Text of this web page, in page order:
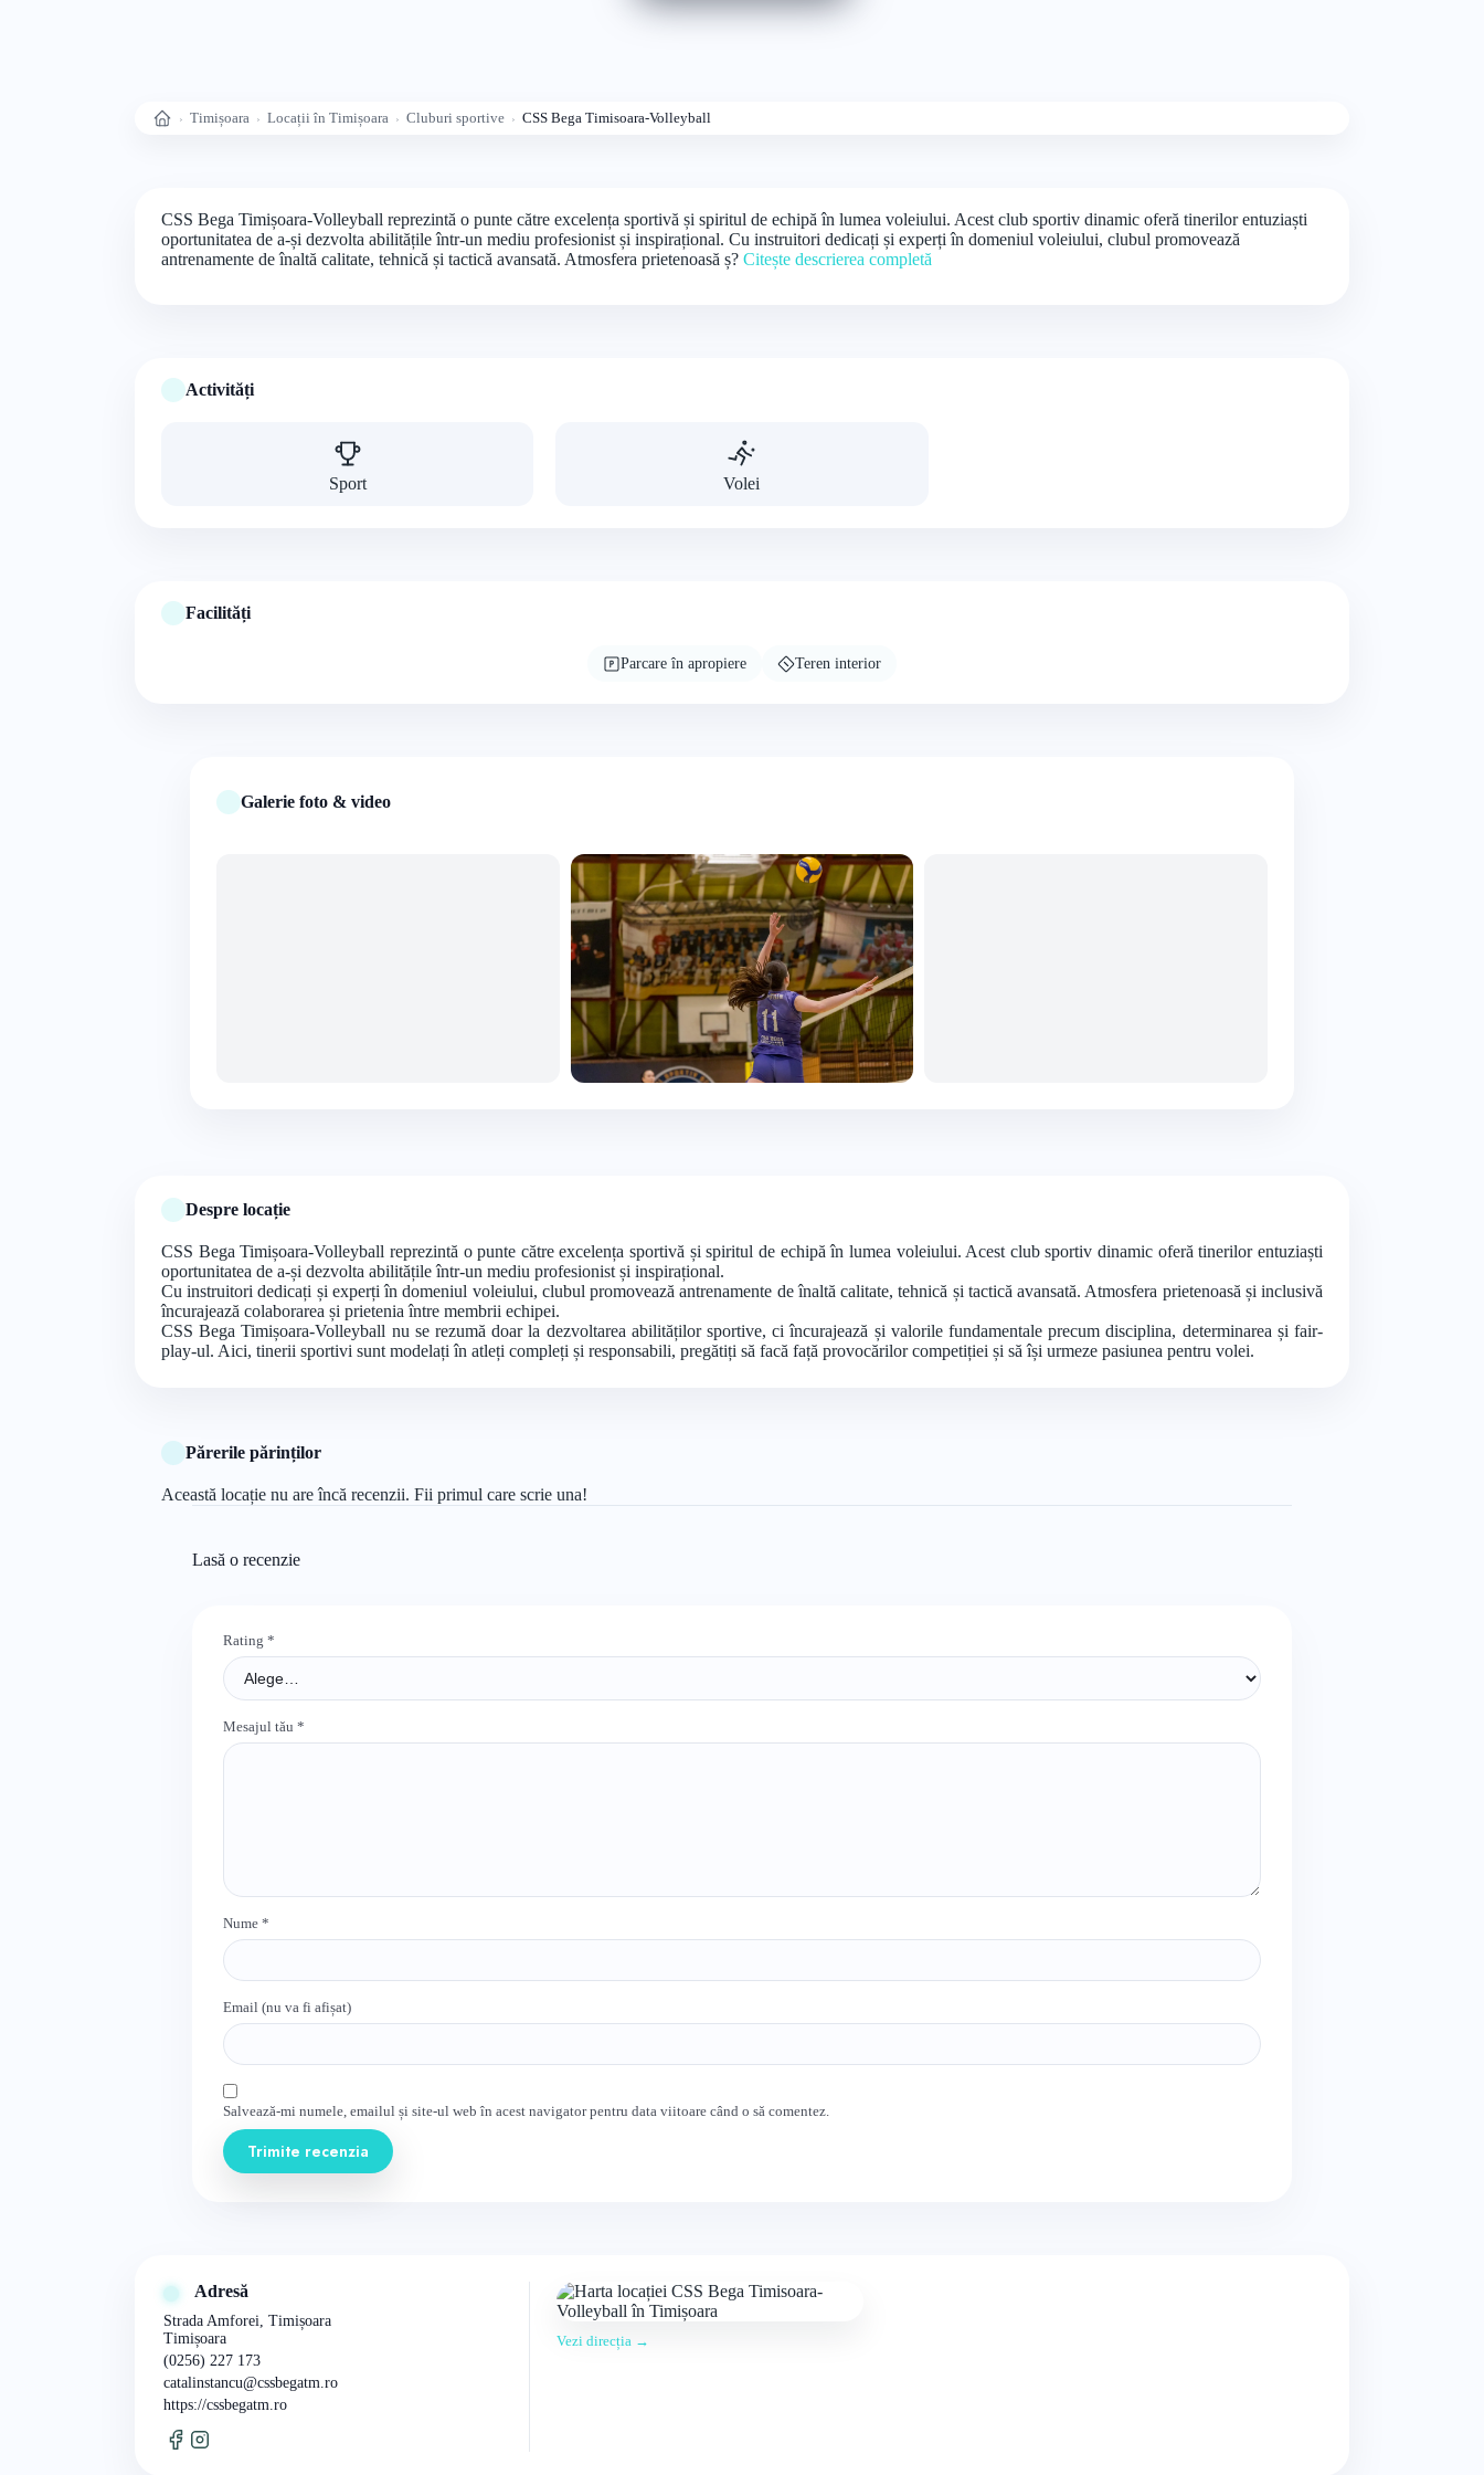
Acasă Timișoara Locații în Timișoara Cluburi sportive CSS Bega Timisoara-Volleyball
CSS Bega Timișoara-Volleyball reprezintă o punte către excelența sportivă și spiritul de echipă în lumea voleiului. Acest club sportiv dinamic oferă tinerilor entuziaști
oportunitatea de a-și dezvolta abilitățile într-un mediu profesionist și inspirațional. Cu instruitori dedicați și experți în domeniul voleiului, clubul promovează
antrenamente de înaltă calitate, tehnică și tactică avansată. Atmosfera prietenoasă ș? Citește descrierea completă
Activități
Sport Volei
Facilități
Parcare în apropiere Teren interior
Galerie foto & video
Despre locație
CSS Bega Timișoara-Volleyball reprezintă o punte către excelența sportivă și spiritul de echipă în lumea voleiului. Acest club sportiv dinamic oferă tinerilor entuziaști
oportunitatea de a-și dezvolta abilitățile într-un mediu profesionist și inspirațional.
Cu instruitori dedicați și experți în domeniul voleiului, clubul promovează antrenamente de înaltă calitate, tehnică și tactică avansată. Atmosfera prietenoasă și inclusivă
încurajează colaborarea și prietenia între membrii echipei.
CSS Bega Timișoara-Volleyball nu se rezumă doar la dezvoltarea abilităților sportive, ci încurajează și valorile fundamentale precum disciplina, determinarea și fair-
play-ul. Aici, tinerii sportivi sunt modelați în atleți compleți și responsabili, pregătiți să facă față provocărilor competiției și să își urmeze pasiunea pentru volei.
Părerile părinților
Această locație nu are încă recenzii. Fii primul care scrie una!
Lasă o recenzie
Rating *
Mesajul tău *
Nume *
Email (nu va fi afișat)
Salvează-mi numele, emailul și site-ul web în acest navigator pentru data viitoare când o să comentez.
Trimite recenzia
Adresă
Strada Amforei, Timișoara
Timișoara
(0256) 227 173
catalinstancu@cssbegatm.ro
https://cssbegatm.ro
Vezi direcția →